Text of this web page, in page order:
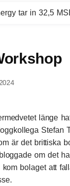
tar in 32,5
länge
Stefan
är det brittiska
om det
kom bolaget att